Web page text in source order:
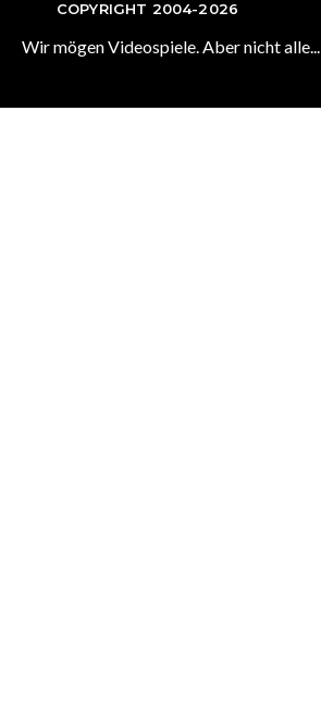
COPYRIGHT 2004-2026
Wir mögen Videospiele. Aber nicht alle...